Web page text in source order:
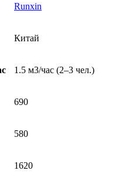
Runxin
Китай
1.5 м3/час (2–3 чел.)
690
580
1620